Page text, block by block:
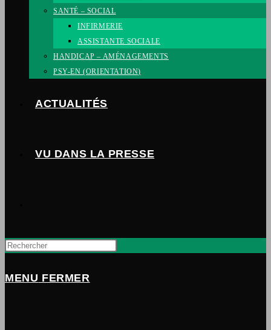
SANTÉ – SOCIAL
INFIRMERIE
ASSISTANTE SOCIALE
HANDICAP – AMÉNAGEMENTS
PSY-EN (ORIENTATION)
ACTUALITÉS
VU DANS LA PRESSE
WEBSITE
MENU FERMER